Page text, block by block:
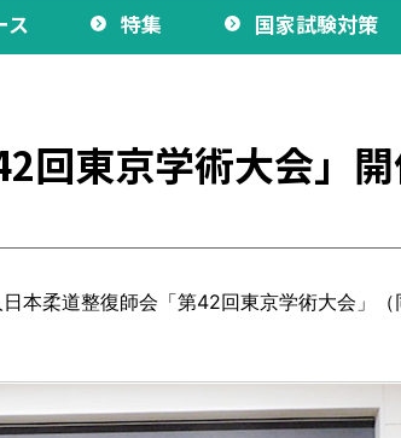
ス 特集 国家試験対策
回東京学術大会」
本柔道整復師会「第42回東京学術大会」（